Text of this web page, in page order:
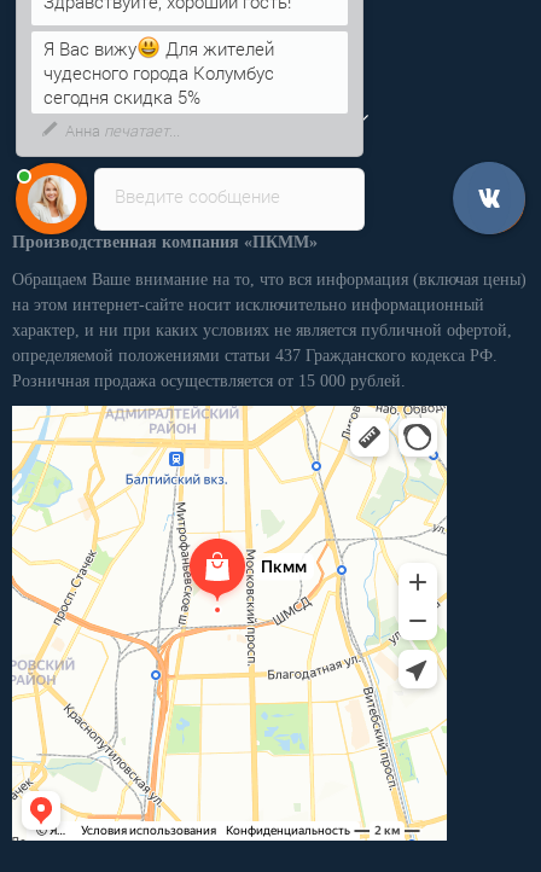
Информация
Категории
Личный кабинет
Производственная компания «ПКММ»
Обращаем Ваше внимание на то, что вся информация (включая цены)
на этом интернет-сайте носит исключительно информационный
характер, и ни при каких условиях не является публичной офертой,
определяемой положениями статьи 437 Гражданского кодекса РФ.
Розничная продажа осуществляется от 15 000 рублей.
Введите сообщение
Здравствуйте, хороший гость!
Я Вас вижу
Для жителей
чудесного города Колумбус
сегодня скидка 5%